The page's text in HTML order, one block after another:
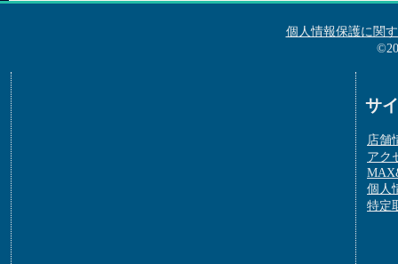
個人情報保護に関
サ
店舗
アク
個人
特定